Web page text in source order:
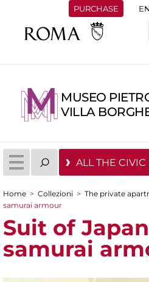
PURCHASE
MUSEO
VILLA
ALL THE
You are here
Home > Collezioni > The private
samurai armour
Suit of
samurai